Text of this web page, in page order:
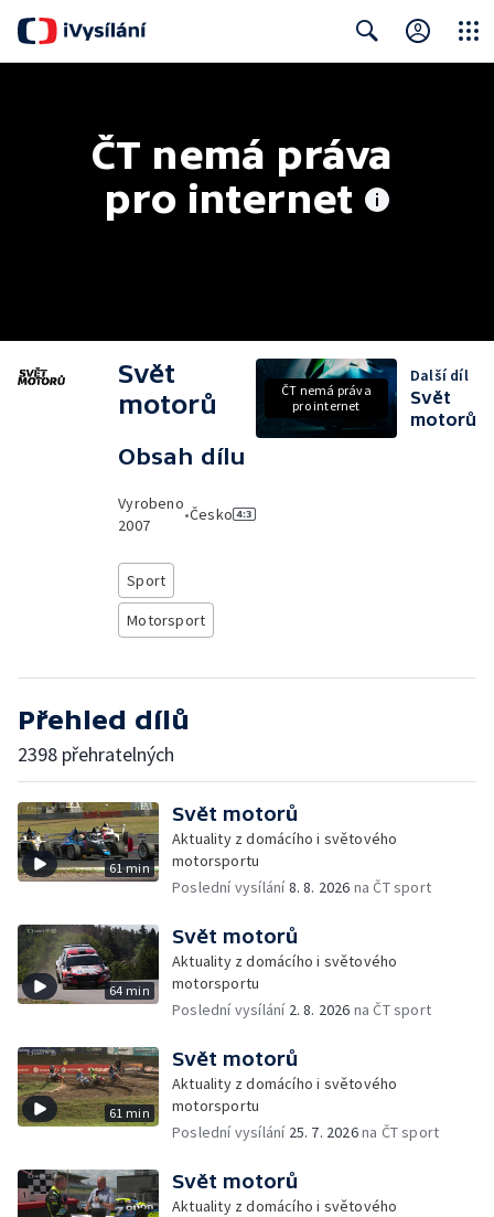
ČT nemá práva
pro internet
Svět
motorů
Obsah dílu
Vyrobeno
2007
•Česko
Sport
Motorsport
ČT nemá práva
pro internet
Další díl
Svět
motorů
Přehled dílů
2398 přehratelných
61 min
Svět motorů
Aktuality z domácího i světového
motorsportu
Poslední vysílání8. 8. 2026 na ČT sport
64 min
Svět motorů
Aktuality z domácího i světového
motorsportu
Poslední vysílání 2. 8. 2026 na ČT sport
61 min
Svět motorů
Aktuality z domácího i světového
motorsportu
Poslední vysílání 25. 7. 2026na ČT sport
Svět motorů
Aktuality z domácího i světového